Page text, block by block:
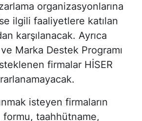
organizasyonlarına
ilgili faaliyetlere katılan
karşılanacak. Ayrıca
Marka Destek Programı
firmalar HİSER
isteyen firmaların
taahhütname,